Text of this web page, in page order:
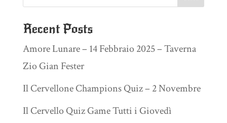
Recent Posts
Amore Lunare – 14 Febbraio 2025 – Taverna
Zio Gian Fester
Il Cervellone Champions Quiz – 2 Novembre
Il Cervello Quiz Game Tutti i Giovedì